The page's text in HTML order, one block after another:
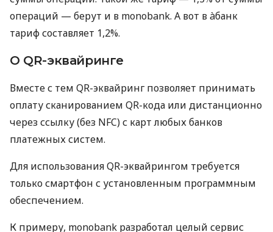
операций — берут и в monobank. А вот в àбанк
тариф составляет 1,2%.
О QR-эквайринге
Вместе с тем QR-эквайринг позволяет принимать
оплату сканированием QR-кода или дистанционно
через ссылку (без NFC) с карт любых банков
платежных систем.
Для использования QR-эквайрингом требуется
только смартфон с установленным программным
обеспечением.
К примеру, monobank разработал целый сервис